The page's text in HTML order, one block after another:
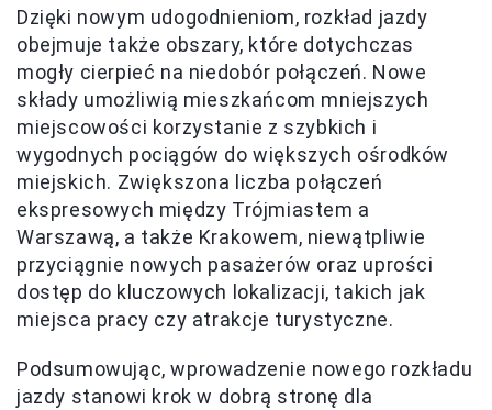
Dzięki nowym udogodnieniom, rozkład jazdy
obejmuje także obszary, które dotychczas
mogły cierpieć na niedobór połączeń. Nowe
składy umożliwią mieszkańcom mniejszych
miejscowości korzystanie z szybkich i
wygodnych pociągów do większych ośrodków
miejskich. Zwiększona liczba połączeń
ekspresowych między Trójmiastem a
Warszawą, a także Krakowem, niewątpliwie
przyciągnie nowych pasażerów oraz uprości
dostęp do kluczowych lokalizacji, takich jak
miejsca pracy czy atrakcje turystyczne.
Podsumowując, wprowadzenie nowego rozkładu
jazdy stanowi krok w dobrą stronę dla